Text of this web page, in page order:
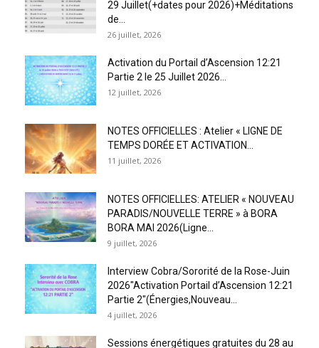
29 Juillet(+dates pour 2026)+Méditations
de...
26 juillet, 2026
Activation du Portail d’Ascension 12:21
Partie 2 le 25 Juillet 2026...
12 juillet, 2026
NOTES OFFICIELLES : Atelier « LIGNE DE
TEMPS DORÉE ET ACTIVATION...
11 juillet, 2026
NOTES OFFICIELLES: ATELIER « NOUVEAU
PARADIS/NOUVELLE TERRE » à BORA
BORA MAI 2026(Ligne...
9 juillet, 2026
Interview Cobra/Sororité de la Rose-Juin
2026″Activation Portail d’Ascension 12:21
Partie 2″(Énergies,Nouveau...
4 juillet, 2026
Sessions énergétiques gratuites du 28 au